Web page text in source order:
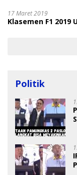
17 Maret 2019
Klasemen F1
Politik